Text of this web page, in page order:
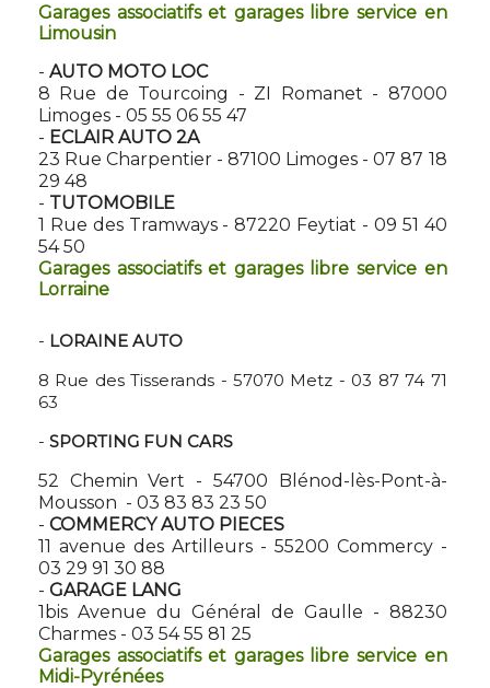
Garages associatifs et garages libre service en
Limousin
- AUTO MOTO LOC
8 Rue de Tourcoing - ZI Romanet - 87000
Limoges - 05 55 06 55 47
- ECLAIR AUTO 2A
23 Rue Charpentier - 87100 Limoges - 07 87 18
29 48
- TUTOMOBILE
1 Rue des Tramways - 87220 Feytiat - 09 51 40
54 50
Garages associatifs et garages libre service en
Lorraine
- LORAINE AUTO
8 Rue des Tisserands - 57070 Metz - 03 87 74 71
63
- SPORTING FUN CARS
52 Chemin Vert - 54700 Blénod-lès-Pont-à-
Mousson - 03 83 83 23 50
- COMMERCY AUTO PIECES
11 avenue des Artilleurs - 55200 Commercy -
03 29 91 30 88
- GARAGE LANG
1bis Avenue du Général de Gaulle - 88230
Charmes - 03 54 55 81 25
Garages associatifs et garages libre service en
Midi-Pyrénées